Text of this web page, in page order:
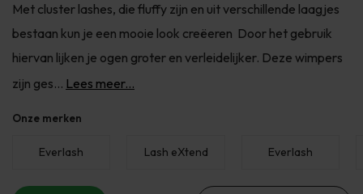
Met cluster lashes, die fluffy zijn en uit verschillende laagjes
bestaan kun je een mooie look creëeren Door het gebruik
hiervan lijken je ogen groter en verleidelijker. Deze wimpers
zijn ges... Lees meer...
Onze merken
Everlash Lash eXtend Everlash